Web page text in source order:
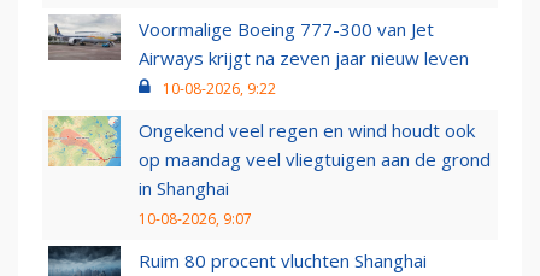
Voormalige Boeing 777-300 van Jet
Airways krijgt na zeven jaar nieuw leven
10-08-2026, 9:22
Ongekend veel regen en wind houdt ook
op maandag veel vliegtuigen aan de grond
in Shanghai
10-08-2026, 9:07
Ruim 80 procent vluchten Shanghai